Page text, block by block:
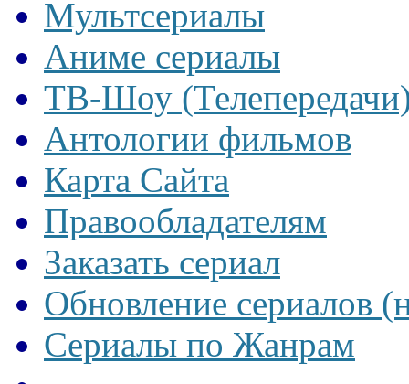
Мультсериалы
Аниме сериалы
ТВ-Шоу
Антологии фильмов
Карта Сайта
Правообладателям
Заказать сериал
Обновление сериалов
Сериалы по Жанрам